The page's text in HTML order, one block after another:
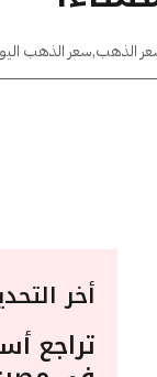
الذهب,سعر الذهب
أخر
تراجع